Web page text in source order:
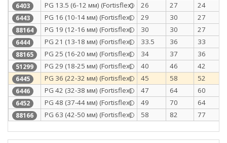
6403 PG 13.5 (6-12 мм) (Fortisflex) 26 27 24
6443 PG 16 (10-14 мм) (Fortisflex) 29 30 27
88164 PG 19 (12-16 мм) (Fortisflex) 30 30 27
6444 PG 21 (13-18 мм) (Fortisflex) 33.5 36 33
88165 PG 25 (16-20 мм) (Fortisflex) 34 37 36
51299 PG 29 (18-25 мм) (Fortisflex) 40 46 42
6445 PG 36 (22-32 мм) (Fortisflex) 45 58 52
6446 PG 42 (32-38 мм) (Fortisflex) 47 64 60
6452 PG 48 (37-44 мм) (Fortisflex) 49 70 64
88166 PG 63 (42-50 мм) (Fortisflex) 58 82 77